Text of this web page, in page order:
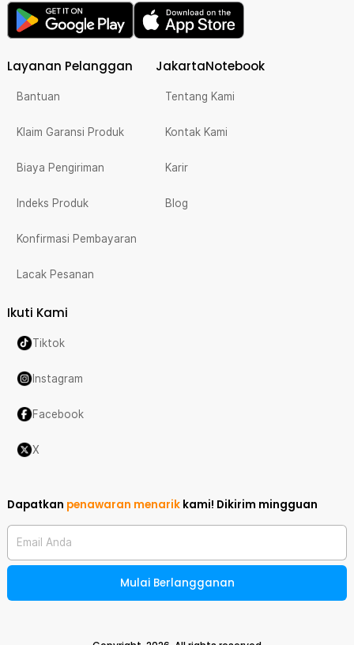
Layanan Pelanggan
Bantuan
Klaim Garansi Produk
Biaya Pengiriman
Indeks Produk
Konfirmasi Pembayaran
Lacak Pesanan
JakartaNotebook
Tentang Kami
Kontak Kami
Karir
Blog
Ikuti Kami
Tiktok
Instagram
Facebook
X
Dapatkan penawaran menarik kami! Dikirim mingguan
Email Anda
Mulai Berlangganan